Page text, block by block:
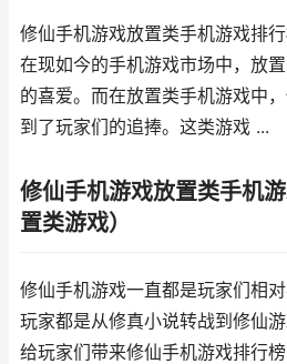
修仙手机游戏放置类手机游戏排
在现如今的手机游戏市场中，放
的喜爱。而在放置类手机游戏中
到了玩家们的追捧。这类游戏 ...
修仙手机游戏放置类手机
置类游戏）
修仙手机游戏一直都是玩家们相
玩家都是从修真小说转战到修仙
给玩家们带来修仙手机游戏排行